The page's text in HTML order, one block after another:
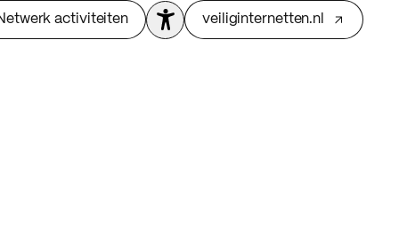
activiteiten veiliginternetten.nl